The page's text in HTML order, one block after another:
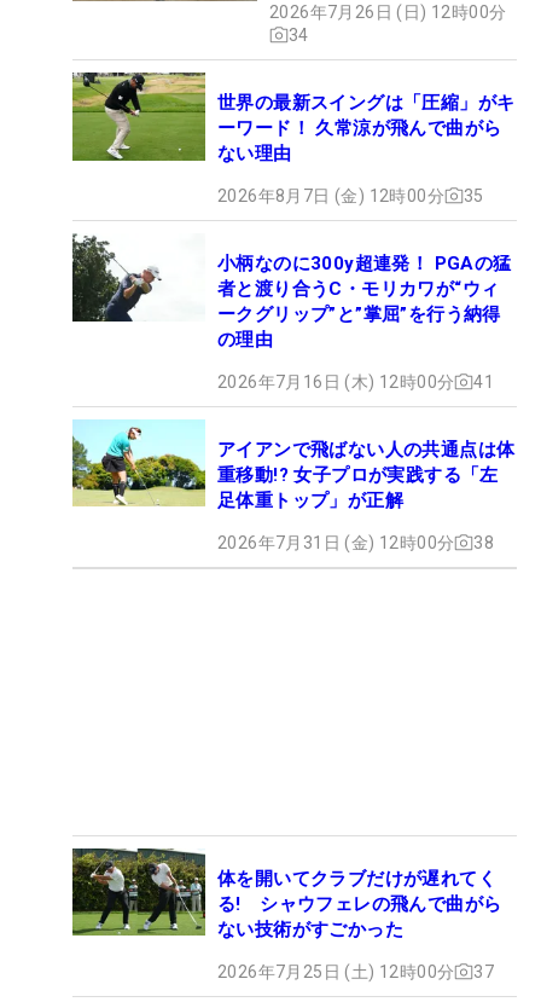
2026年7月26日 (日) 12時00分
34
世界の最新スイングは「圧縮」がキ
ーワード！ 久常涼が飛んで曲がら
ない理由
2026年8月7日 (金) 12時00分 35
小柄なのに300y超連発！ PGAの猛
者と渡り合うC・モリカワが“ウィ
ークグリップ”と”掌屈”を行う納得
の理由
2026年7月16日 (木) 12時00分 41
アイアンで飛ばない人の共通点は体
重移動!? 女子プロが実践する「左
足体重トップ」が正解
2026年7月31日 (金) 12時00分 38
体を開いてクラブだけが遅れてく
る! シャウフェレの飛んで曲がら
ない技術がすごかった
2026年7月25日 (土) 12時00分 37